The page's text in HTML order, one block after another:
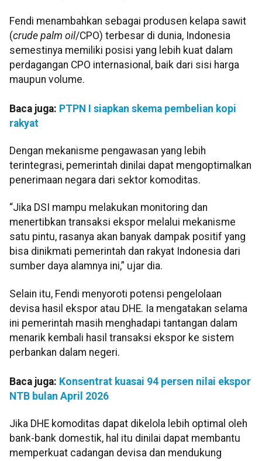
Fendi menambahkan sebagai produsen kelapa sawit
(crude palm oil/CPO) terbesar di dunia, Indonesia
semestinya memiliki posisi yang lebih kuat dalam
perdagangan CPO internasional, baik dari sisi harga
maupun volume.
Baca juga: PTPN I siapkan skema pembelian kopi
rakyat
Dengan mekanisme pengawasan yang lebih
terintegrasi, pemerintah dinilai dapat mengoptimalkan
penerimaan negara dari sektor komoditas.
“Jika DSI mampu melakukan monitoring dan
menertibkan transaksi ekspor melalui mekanisme
satu pintu, rasanya akan banyak dampak positif yang
bisa dinikmati pemerintah dan rakyat Indonesia dari
sumber daya alamnya ini,” ujar dia.
Selain itu, Fendi menyoroti potensi pengelolaan
devisa hasil ekspor atau DHE. Ia mengatakan selama
ini pemerintah masih menghadapi tantangan dalam
menarik kembali hasil transaksi ekspor ke sistem
perbankan dalam negeri.
Baca juga: Konsentrat kuasai 94 persen nilai ekspor
NTB bulan April 2026
Jika DHE komoditas dapat dikelola lebih optimal oleh
bank-bank domestik, hal itu dinilai dapat membantu
memperkuat cadangan devisa dan mendukung